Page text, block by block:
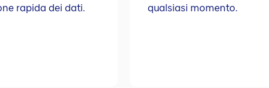
rapida dei dati.
qualsiasi momento.